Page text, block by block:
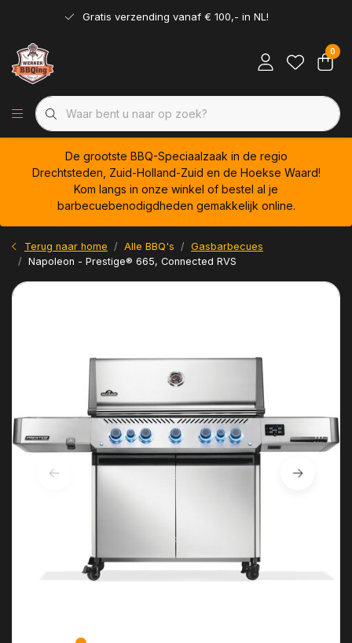
Gratis verzending vanaf € 100,- in NL!
0
De grootste BBQ-Speciaalzaak in de regio
Drechtsteden, Zuid-Holland-Zuid en de Hoekse Waard!
Kom langs in onze winkel of bestel al je
barbecuebenodigdheden gemakkelijk online.
Terug naar home Alle BBQ's
Gasbarbecues
Napoleon - Prestige® 665, Connected RVS